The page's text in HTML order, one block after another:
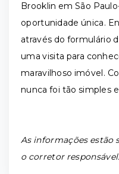
Brooklin em São
oportunidade única.
através do formulário
uma visita para
maravilhoso imóvel.
nunca foi tão simples
As informações estão
o corretor responsável.